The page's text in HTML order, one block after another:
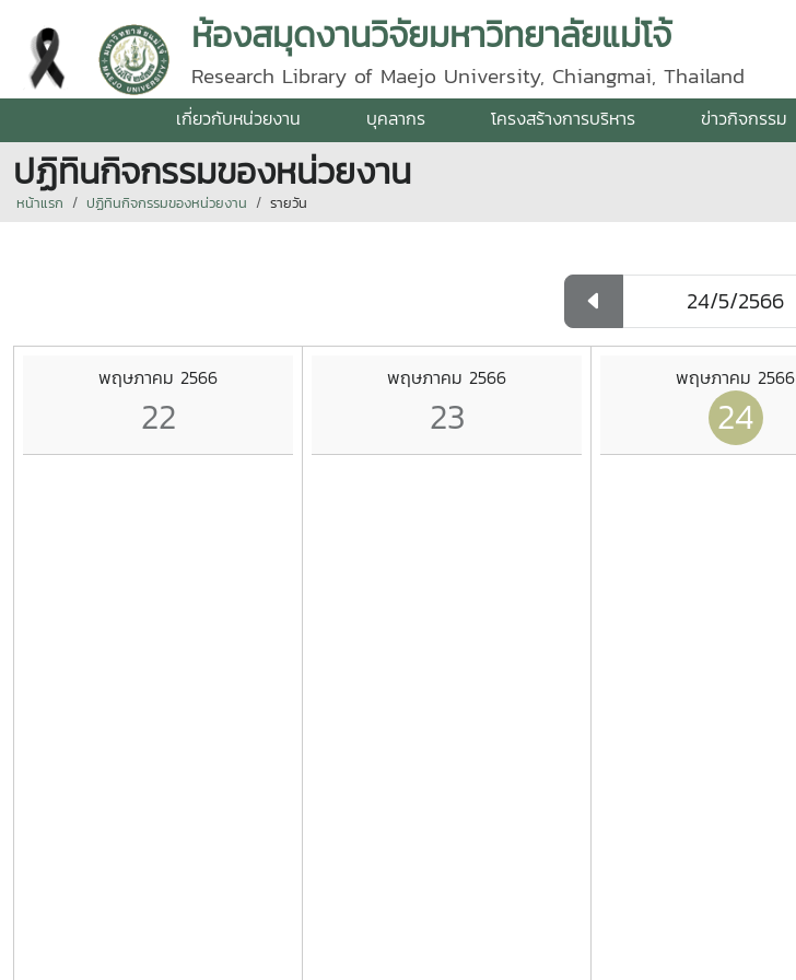
ห้องสมุดงานวิจัยมหาวิทยาลัยแม่โจ้
Research Library of Maejo University, Chiangmai, Thailand
เกี่ยวกับหน่วยงาน บุคลากร โครงสร้างการบริหาร ข่าวกิจกรรม
ปฏิทินกิจกรรมของหน่วยงาน
หน้าแรก ปฏิทินกิจกรรมของหน่วยงาน รายวัน
พฤษภาคม 2566
22
พฤษภาคม 2566
23
พฤษภาคม 2566
24